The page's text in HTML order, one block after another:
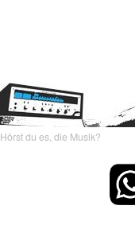
Hörst du es, die Musik?